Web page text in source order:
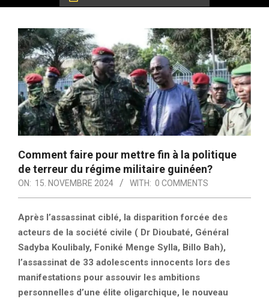
Comment faire pour mettre fin à la politique
de terreur du régime militaire guinéen?
ON: 15. NOVEMBRE 2024 WITH: 0 COMMENTS
Après l’assassinat ciblé, la disparition forcée des
acteurs de la société civile ( Dr Dioubaté, Général
Sadyba Koulibaly, Foniké Menge Sylla, Billo Bah),
l’assassinat de 33 adolescents innocents lors des
manifestations pour assouvir les ambitions
personnelles d’une élite oligarchique, le nouveau